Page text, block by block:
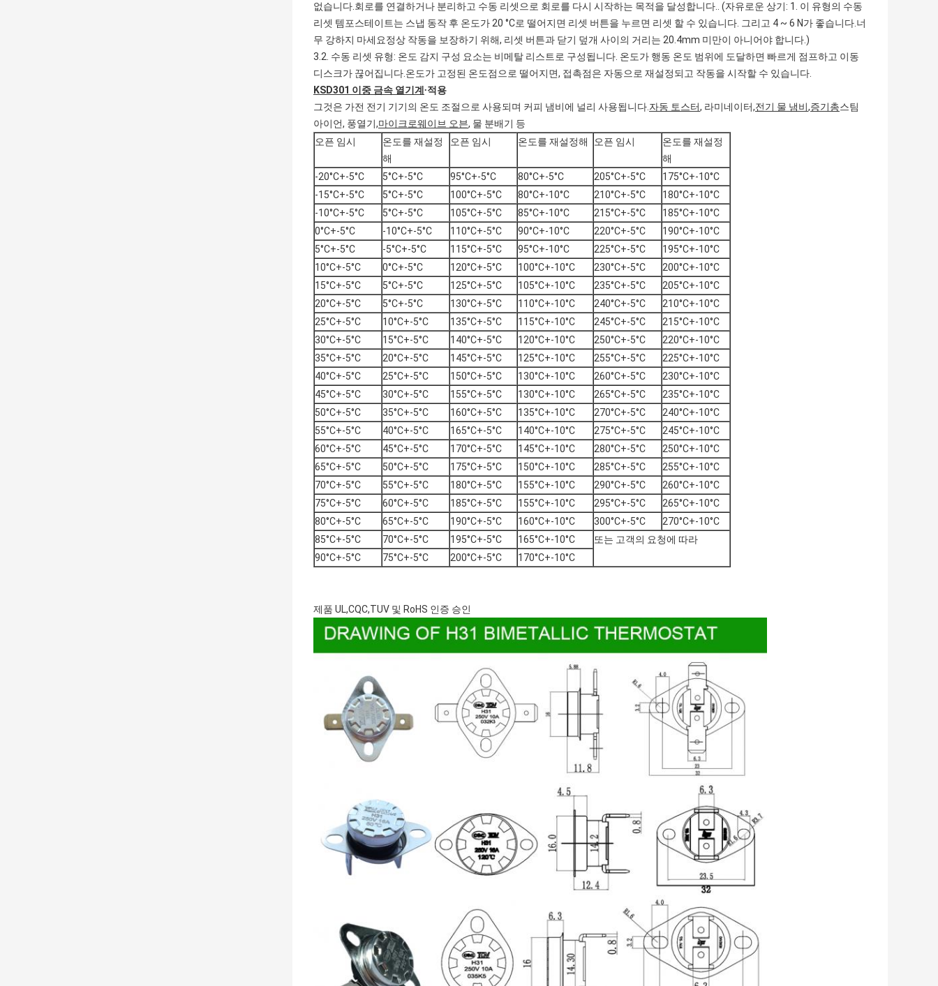
없습니다.회로를 연결하거나 분리하고 수동 리셋으로 회로를 다시 시작하는 목적을 달성합니다.. (자유로운 상기: 1. 이 유형의 수동
리셋 템포스테이트는 스냅 동작 후 온도가 20 °C로 떨어지면 리셋 버튼을 누르면 리셋 할 수 있습니다. 그리고 4 ~ 6 N가 좋습니다.너
무 강하지 마세요정상 작동을 보장하기 위해, 리셋 버튼과 닫기 덮개 사이의 거리는 20.4mm 미만이 아니어야 합니다.)
3.2. 수동 리셋 유형: 온도 감지 구성 요소는 비메탈 리스트로 구성됩니다. 온도가 행동 온도 범위에 도달하면 빠르게 점프하고 이동
디스크가 끊어집니다.온도가 고정된 온도점으로 떨어지면, 접촉점은 자동으로 재설정되고 작동을 시작할 수 있습니다.
KSD301 이중 금속 열기계 ∙적용
그것은 가전 전기 기기의 온도 조절으로 사용되며 커피 냄비에 널리 사용됩니다.자동 토스터, 라미네이터,전기 물 냄비,증기총스팀
아이언, 풍열기,마이크로웨이브 오븐, 물 분배기 등
오픈 임시
온도를 재설정
해
오픈 임시 온도를 재설정해 오픈 임시
온도를 재설정
해
-20°C+-5°C
5°C+-5°C 95°C+-5°C 80°C+-5°C 205°C+-5°C
175°C+-10°C
-15°C+-5°C
5°C+-5°C 100°C+-5°C 80°C+-10°C 210°C+-5°C
180°C+-10°C
-10°C+-5°C
5°C+-5°C 105°C+-5°C 85°C+-10°C 215°C+-5°C
185°C+-10°C
0°C+-5°C
-10°C+-5°C 110°C+-5°C 90°C+-10°C 220°C+-5°C
190°C+-10°C
5°C+-5°C
-5°C+-5°C 115°C+-5°C 95°C+-10°C 225°C+-5°C
195°C+-10°C
10°C+-5°C
0°C+-5°C 120°C+-5°C 100°C+-10°C 230°C+-5°C
200°C+-10°C
15°C+-5°C
5°C+-5°C 125°C+-5°C 105°C+-10°C 235°C+-5°C
205°C+-10°C
20°C+-5°C
5°C+-5°C 130°C+-5°C 110°C+-10°C 240°C+-5°C
210°C+-10°C
25°C+-5°C
10°C+-5°C 135°C+-5°C 115°C+-10°C 245°C+-5°C
215°C+-10°C
30°C+-5°C
15°C+-5°C 140°C+-5°C 120°C+-10°C 250°C+-5°C
220°C+-10°C
35°C+-5°C
20°C+-5°C 145°C+-5°C 125°C+-10°C 255°C+-5°C
225°C+-10°C
40°C+-5°C
25°C+-5°C 150°C+-5°C 130°C+-10°C 260°C+-5°C
230°C+-10°C
45°C+-5°C
30°C+-5°C 155°C+-5°C 130°C+-10°C 265°C+-5°C
235°C+-10°C
50°C+-5°C
35°C+-5°C 160°C+-5°C 135°C+-10°C 270°C+-5°C
240°C+-10°C
55°C+-5°C
40°C+-5°C 165°C+-5°C 140°C+-10°C 275°C+-5°C
245°C+-10°C
60°C+-5°C
45°C+-5°C 170°C+-5°C 145°C+-10°C 280°C+-5°C
250°C+-10°C
65°C+-5°C
50°C+-5°C 175°C+-5°C 150°C+-10°C 285°C+-5°C
255°C+-10°C
70°C+-5°C
55°C+-5°C 180°C+-5°C 155°C+-10°C 290°C+-5°C
260°C+-10°C
75°C+-5°C
60°C+-5°C 185°C+-5°C 155°C+-10°C 295°C+-5°C
265°C+-10°C
80°C+-5°C
65°C+-5°C 190°C+-5°C 160°C+-10°C 300°C+-5°C
270°C+-10°C
85°C+-5°C
70°C+-5°C 195°C+-5°C 165°C+-10°C
또는 고객의 요청에 따라
90°C+-5°C
75°C+-5°C 200°C+-5°C 170°C+-10°C
제품 UL,CQC,TUV 및 RoHS 인증 승인